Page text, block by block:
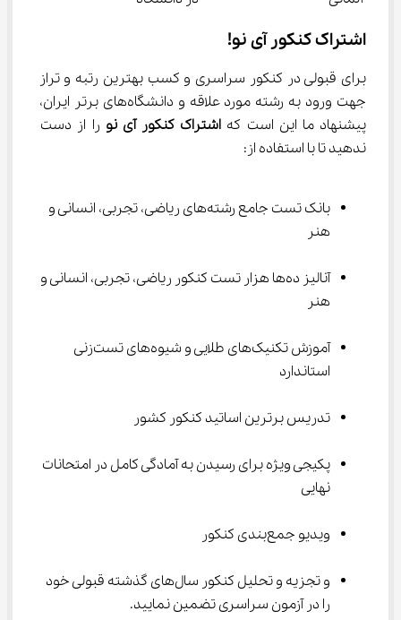
اشتراک کنکور آی نو!
برای قبولی در کنکور سراسری و کسب بهترین رتبه و تراز
جهت ورود به رشته‌ مورد علاقه و دانشگاه‌های برتر ایران،
پیشنهاد ما این است که اشتراک کنکور آی نو را از دست
ندهید تا با استفاده از:
بانک تست جامع رشته‌های ریاضی، تجربی، انسانی و
هنر
آنالیز ده‌ها هزار تست کنکور ریاضی، تجربی، انسانی و
هنر
آموزش تکنیک‌های طلایی و شیوه‌های تست‌زنی
استاندارد
تدریس برترین اساتید کنکور کشور
پکیجی ویژه برای رسیدن به آمادگی کامل در امتحانات
نهایی
ویدیو جمع‌بندی کنکور
و تجزیه و تحلیل کنکور سال‌های گذشته قبولی خود
را در آزمون سراسری تضمین نمایید.